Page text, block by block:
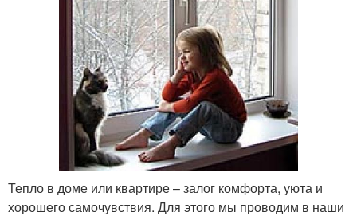
Тепло в доме или квартире – залог комфорта, уюта и
хорошего самочувствия. Для этого мы проводим в наши